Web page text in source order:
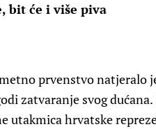
bit će i više piva
prvenstvo natjeralo
zatvaranje svog
utakmica hrvatske